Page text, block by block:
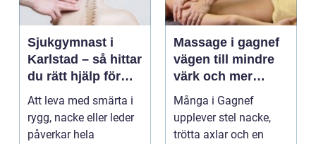
Sjukgymnast i
Karlstad – så hittar
du rätt hjälp för
smärta och rehab
Att leva med smärta i
rygg, nacke eller leder
påverkar hela
Massage i gagnef
vägen till mindre
värk och mer
vardagsenergi
Många i Gagnef
upplever stel nacke,
trötta axlar och en